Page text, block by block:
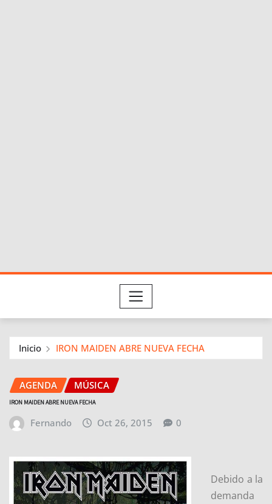
Inicio IRON MAIDEN ABRE NUEVA FECHA
AGENDA MÚSICA
IRON MAIDEN ABRE NUEVA FECHA
Fernando Oct 26, 2015 0
Debido a la
demanda